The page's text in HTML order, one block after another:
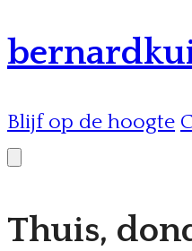
Blijf op de hoogte
Thuis,